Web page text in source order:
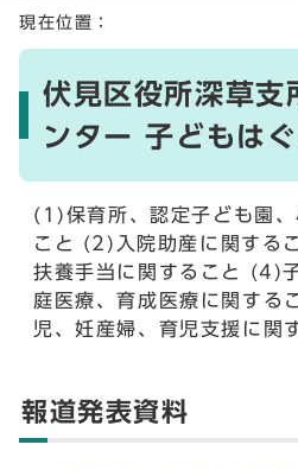
ここから本文です
現在位置：
伏見区役所深草支
ンター 子どもは
(1)保育所、認定子ども園
こと (2)入院助産に関する
扶養手当に関すること (4)
庭医療、育成医療に関する
児、妊産婦、育児支援に関
報道発表資料